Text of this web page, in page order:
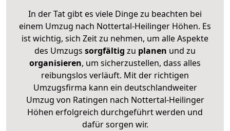
In der Tat gibt es viele Dinge zu beachten bei
einem Umzug nach Nottertal-Heilinger Höhen. Es
ist wichtig, sich Zeit zu nehmen, um alle Aspekte
des Umzugs sorgfältig zu planen und zu
organisieren, um sicherzustellen, dass alles
reibungslos verläuft. Mit der richtigen
Umzugsfirma kann ein deutschlandweiter
Umzug von Ratingen nach Nottertal-Heilinger
Höhen erfolgreich durchgeführt werden und
dafür sorgen wir.